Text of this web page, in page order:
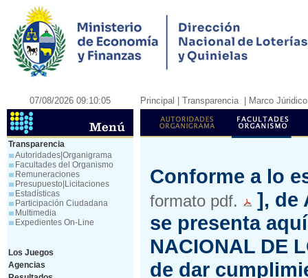
07/08/2026 09:10:05 Principal | Transparencia | Marco Júridico
Transparencia
Autoridades|Organigrama
Facultades del Organismo
Remuneraciones
Presupuesto|Licitaciones
Estadísticas
Participación Ciudadana
Multimedia
Expedientes On-Line
Los Juegos
Agencias
Conforme a lo
formato pdf.
], de
se presenta
NACIONAL DE
de dar